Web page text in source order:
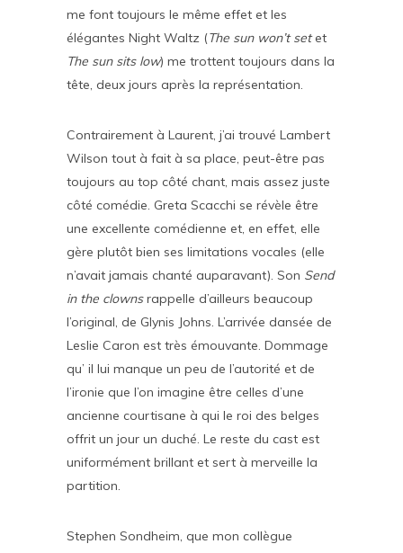
me font toujours le même effet et les
élégantes Night Waltz (The sun won’t setet
The sun sits low) me trottent toujours dans la
tête, deux jours après la représentation.
Contrairement à Laurent, j’ai trouvé Lambert
Wilson tout à fait à sa place, peut-être pas
toujours au top côté chant, mais assez juste
côté comédie. Greta Scacchi se révèle être
une excellente comédienne et, en effet, elle
gère plutôt bien ses limitations vocales (elle
n’avait jamais chanté auparavant). Son Send
in the clownsrappelle d’ailleurs beaucoup
l’original, de Glynis Johns. L’arrivée dansée de
Leslie Caron est très émouvante. Dommage
qu’ il lui manque un peu de l’autorité et de
l’ironie que l’on imagine être celles d’une
ancienne courtisane à qui le roi des belges
offrit un jour un duché. Le reste du cast est
uniformément brillant et sert à merveille la
partition.
Stephen Sondheim, que mon collègue